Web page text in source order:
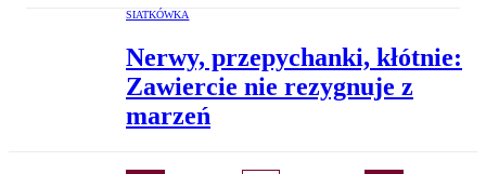
SIATKÓWKA
Nerwy, przepychanki, kłótnie:
Zawiercie nie rezygnuje z
marzeń